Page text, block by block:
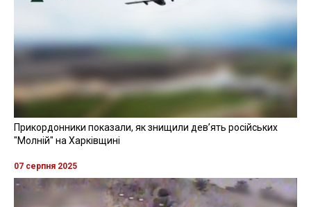
Прикордонники показали, як знищили девʼять російських
"Молній" на Харківщині
07 серпня 2025